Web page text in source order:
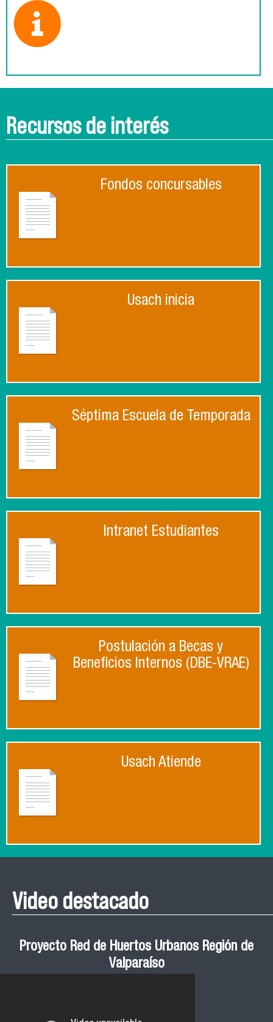
Recursos de interés
Fondos concursables
Usach inicia
Séptima Escuela de Temporada
Intranet Estudiantes
Postulación a Becas y
Beneficios Internos (DBE-VRAE)
Usach Atiende
Video destacado
Proyecto Red de Huertos Urbanos Región de
Valparaíso